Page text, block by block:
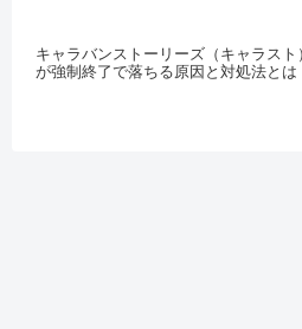
キャラバンストーリーズ（キャラスト
が強制終了で落ちる原因と対処法とは